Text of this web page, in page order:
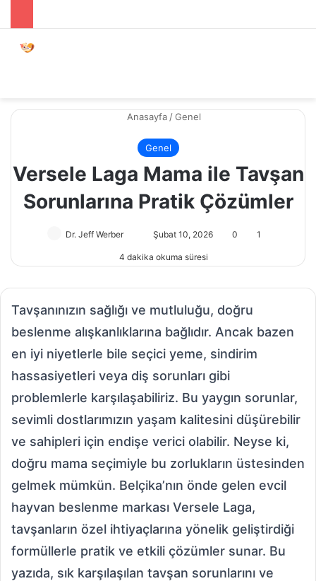
Anasayfa /Genel
Genel
Versele Laga Mama ile Tavşan
Sorunlarına Pratik Çözümler
Dr. Jeff Werber
posta
Şubat 10, 2026 0 1
4 dakika okuma süresi
Tavşanınızın sağlığı ve mutluluğu, doğru
beslenme alışkanlıklarına bağlıdır. Ancak bazen
en iyi niyetlerle bile seçici yeme, sindirim
hassasiyetleri veya diş sorunları gibi
problemlerle karşılaşabiliriz. Bu yaygın sorunlar,
sevimli dostlarımızın yaşam kalitesini düşürebilir
ve sahipleri için endişe verici olabilir. Neyse ki,
doğru mama seçimiyle bu zorlukların üstesinden
gelmek mümkün. Belçika’nın önde gelen evcil
hayvan beslenme markası Versele Laga,
tavşanların özel ihtiyaçlarına yönelik geliştirdiği
formüllerle pratik ve etkili çözümler sunar. Bu
yazıda, sık karşılaşılan tavşan sorunlarını ve